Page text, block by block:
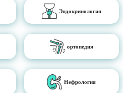
Эндокринология
ортопедия
Нефрология